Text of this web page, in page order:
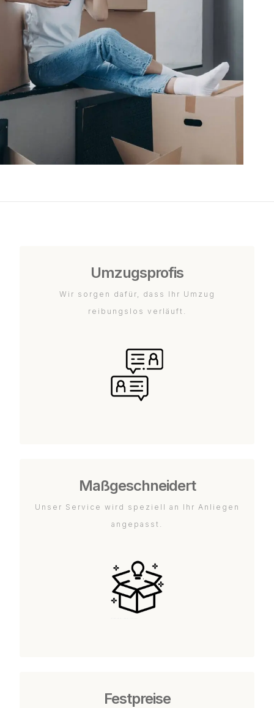
Umzugsprofis
Wir sorgen dafür, dass Ihr Umzug
reibungslos verläuft.
Maßgeschneidert
Unser Service wird speziell an Ihr Anliegen
angepasst.
Festpreise